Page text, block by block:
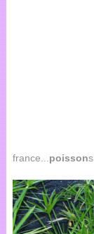
france... poissons